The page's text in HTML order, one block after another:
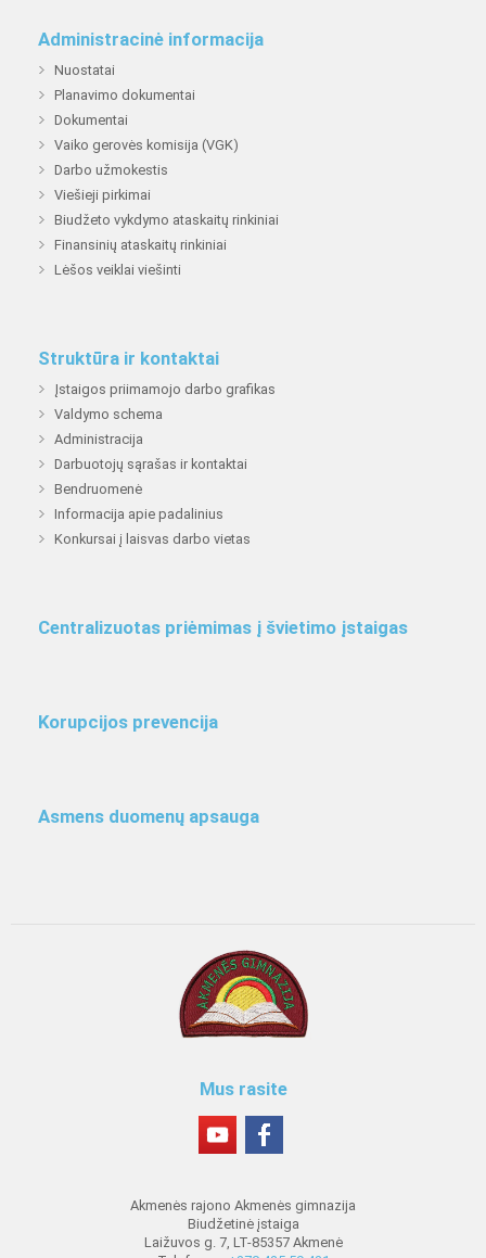
Administracinė informacija
Nuostatai
Planavimo dokumentai
Dokumentai
Vaiko gerovės komisija (VGK)
Darbo užmokestis
Viešieji pirkimai
Biudžeto vykdymo ataskaitų rinkiniai
Finansinių ataskaitų rinkiniai
Lėšos veiklai viešinti
Struktūra ir kontaktai
Įstaigos priimamojo darbo grafikas
Valdymo schema
Administracija
Darbuotojų sąrašas ir kontaktai
Bendruomenė
Informacija apie padalinius
Konkursai į laisvas darbo vietas
Centralizuotas priėmimas į švietimo įstaigas
Korupcijos prevencija
Asmens duomenų apsauga
Mus rasite
Akmenės rajono Akmenės gimnazija
Biudžetinė įstaiga
Laižuvos g. 7, LT-85357 Akmenė